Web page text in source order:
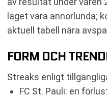
läget vara annorlunda;
aktuell tabell nära
FORM OCH
Streaks enligt
FC St. Pauli: en